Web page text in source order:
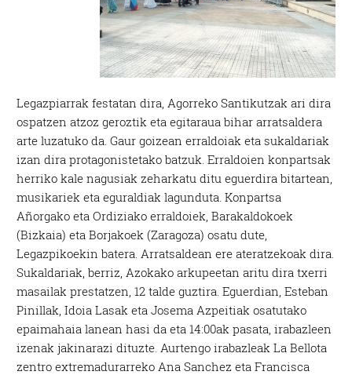
Legazpiarrak festatan dira, Agorreko Santikutzak ari dira
ospatzen atzoz geroztik eta egitaraua bihar arratsaldera
arte luzatuko da. Gaur goizean erraldoiak eta sukaldariak
izan dira protagonistetako batzuk. Erraldoien konpartsak
herriko kale nagusiak zeharkatu ditu eguerdira bitartean,
musikariek eta eguraldiak lagunduta. Konpartsa
Añorgako eta Ordiziako erraldoiek, Barakaldokoek
(Bizkaia) eta Borjakoek (Zaragoza) osatu dute,
Legazpikoekin batera. Arratsaldean ere ateratzekoak dira.
Sukaldariak, berriz, Azokako arkupeetan aritu dira txerri
masailak prestatzen, 12 talde guztira. Eguerdian, Esteban
Pinillak, Idoia Lasak eta Josema Azpeitiak osatutako
epaimahaia lanean hasi da eta 14:00ak pasata, irabazleen
izenak jakinarazi dituzte. Aurtengo irabazleak La Bellota
zentro extremadurarreko Ana Sanchez eta Francisca